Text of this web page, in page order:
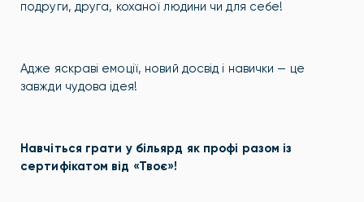
подруги, друга, коханої людини чи для себе!
Адже яскраві емоції, новий досвід і навички — це
завжди чудова ідея!
Навчіться грати у більярд як профі разом із
сертифікатом від «Твоє»!